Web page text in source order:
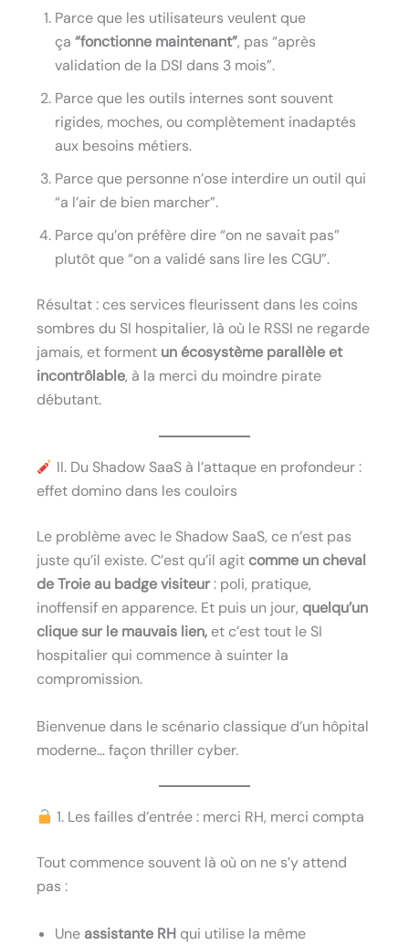
Parce que les utilisateurs veulent que
ça “fonctionne maintenant”, pas “après
validation de la DSI dans 3 mois”.
Parce que les outils internes sont souvent
rigides, moches, ou complètement inadaptés
aux besoins métiers.
Parce que personne n’ose interdire un outil qui
“a l’air de bien marcher”.
Parce qu’on préfère dire “on ne savait pas”
plutôt que “on a validé sans lire les CGU”.
Résultat : ces services fleurissent dans les coins
sombres du SI hospitalier, là où le RSSI ne regarde
jamais, et forment un écosystème parallèle et
incontrôlable, à la merci du moindre pirate
débutant.
II. Du Shadow SaaS à l’attaque en profondeur :
effet domino dans les couloirs
Le problème avec le Shadow SaaS, ce n’est pas
juste qu’il existe. C’est qu’il agitcomme un cheval
de Troie au badge visiteur: poli, pratique,
inoffensif en apparence. Et puis un jour, quelqu’un
clique sur le mauvais lien, et c’est tout le SI
hospitalier qui commence à suinter la
compromission.
Bienvenue dans le scénario classique d’un hôpital
moderne… façon thriller cyber.
1. Les failles d’entrée : merci RH, merci compta
Tout commence souvent là où on ne s’y attend
pas :
Une assistante RH qui utilise la même